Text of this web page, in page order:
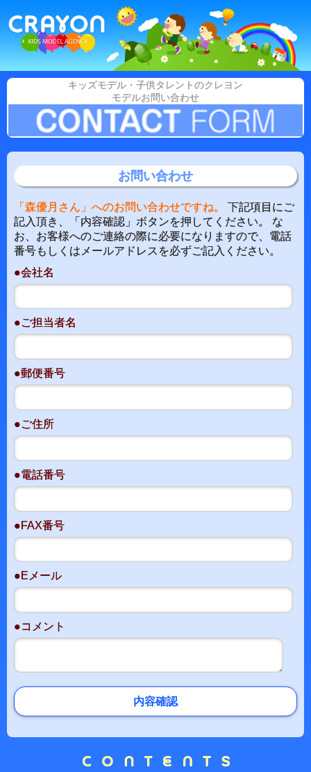
キッズモデル・子供タレントのクレヨン
モデルお問い合わせ
お問い合わせ
「森優月さん」へのお問い合わせですね。
下記項目にご
記入頂き、「内容確認」ボタンを押してください。 な
お、お客様へのご連絡の際に必要になりますので、電話
番号もしくはメールアドレスを必ずご記入ください。
●会社名
●ご担当者名
●郵便番号
●ご住所
●電話番号
●FAX番号
●Eメール
●コメント
内容確認